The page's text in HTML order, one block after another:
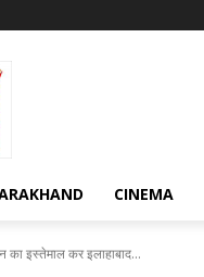
CINEMA
इस्तेमाल कर इलाहाबाद...